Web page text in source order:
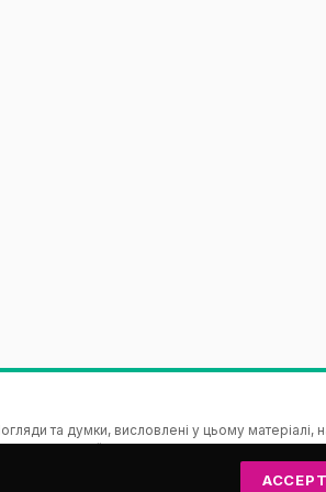
та думки, висловлені у цьому матеріалі,
Європейського Союзу чи Виконавчої
Союз, ані орган, що надає грант, не несуть
ACCEPT